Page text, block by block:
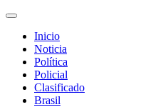
Inicio
Noticia
Política
Policial
Clasificado
Brasil